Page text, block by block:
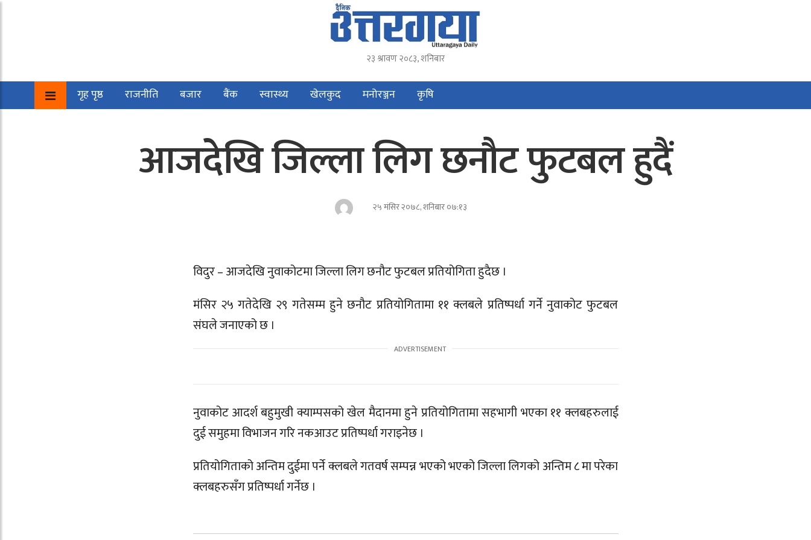
२३ श्रावण २०८३, शनिबार
गृह पृष्ठ राजनीति बजार बैंक स्वास्थ्य खेलकुद मनोरञ्जन कृषि
आजदेखि जिल्ला लिग छनौट फुटबल हुदैं
२५ मंसिर २०७८, शनिबार ०७:१३
विदुर – आजदेखि नुवाकोटमा जिल्ला लिग छनौट फुटबल प्रतियोगिता हुदैछ ।
मंसिर २५ गतेदेखि २९ गतेसम्म हुने छनौट प्रतियोगितामा ११ क्लबले प्रतिष्पर्धा गर्ने नुवाकोट फुटबल
संघले जनाएको छ ।
नुवाकोट आदर्श बहुमुखी क्याम्पसको खेल मैदानमा हुने प्रतियोगितामा सहभागी भएका ११ क्लबहरुलाई
दुई समुहमा विभाजन गरि नकआउट प्रतिष्पर्धा गराइनेछ ।
प्रतियोगिताको अन्तिम दुईमा पर्ने क्लबले गतवर्ष सम्पन्न भएको भएको जिल्ला लिगको अन्तिम ८ मा परेका
क्लबहरुसँग प्रतिष्पर्धा गर्नेछ ।